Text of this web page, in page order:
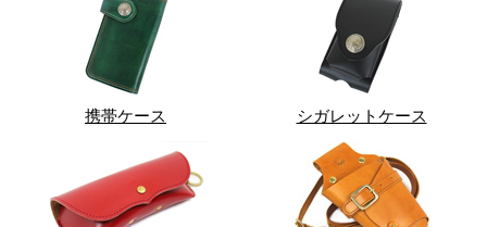
携帯ケース シガレットケース